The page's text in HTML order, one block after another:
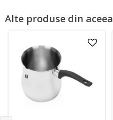
Alte produse din